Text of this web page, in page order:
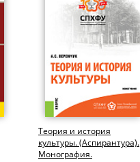
Теория и история
культуры. (Аспирантура).
Монография.